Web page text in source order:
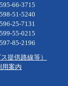
66-3715
51-5240
7131
0215
2196
提供路線等）
用案内